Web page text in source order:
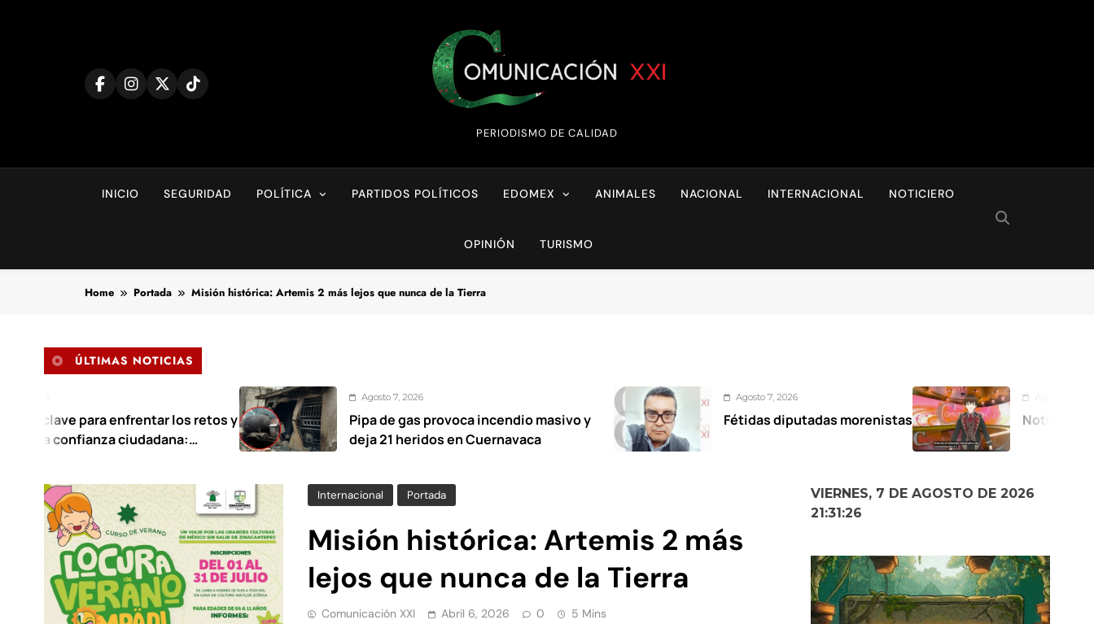
Comunicación XXI
PERIODISMO DE CALIDAD
INICIO SEGURIDAD POLÍTICA PARTIDOS POLÍTICOS EDOMEX ANIMALES NACIONAL INTERNACIONAL NOTICIERO
OPINIÓN TURISMO
Home Portada Misión histórica: Artemis 2 más lejos que nunca de la Tierra
ÚLTIMAS NOTICIAS
enfrentar los retos y
ciudadana:
Agosto 7, 2026
Pipa de gas provoca incendio masivo y
deja 21 heridos en Cuernavaca
Agosto 7, 2026
Fétidas diputadas morenistas
Agosto 6, 2026
Noticiero Comunicación
Internacional Portada
Misión histórica: Artemis 2 más
lejos que nunca de la Tierra
Comunicación XXI Abril 6, 2026 0 5 Mins
VIERNES, 7 DE AGOSTO DE 2026
21:31:27